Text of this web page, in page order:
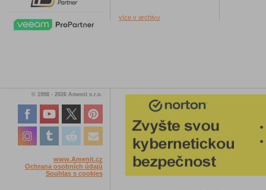
více v archivu
© 1998 - 2026 Amenit s.r.o.
www.Amenit.cz
Ochrana osobních údajů
Souhlas s cookies